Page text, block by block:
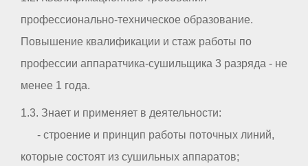
профессионально-техническое образование.
Повышение квалификации и стаж работы по
профессии аппаратчика-сушильщика 3 разряда - не
менее 1 года.
1.3. Знает и применяет в деятельности:
- строение и принцип работы поточных линий,
которые состоят из сушильных аппаратов;